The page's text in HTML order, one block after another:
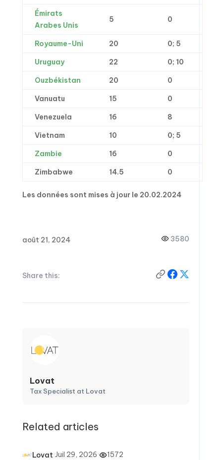
Émirats
Arabes Unis
5 0
Royaume-Uni 20 0; 5
Uruguay 22 0; 10
Ouzbékistan 20 0
Vanuatu 15 0
Venezuela 16 8
Vietnam 10 0; 5
Zambie 16 0
Zimbabwe 14.5 0
Les données sont mises à jour le 20.02.2024
août 21, 2024 3580
Share this:
Lovat
Tax Specialist at Lovat
Related articles
Lovat·Juil 29, 2026· 1572